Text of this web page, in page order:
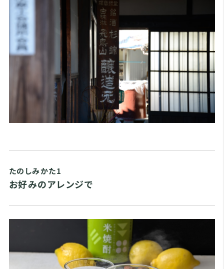
たのしみかた1
お好みのアレンジで